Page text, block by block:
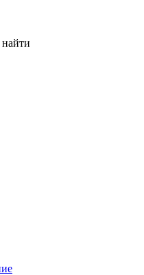
найти